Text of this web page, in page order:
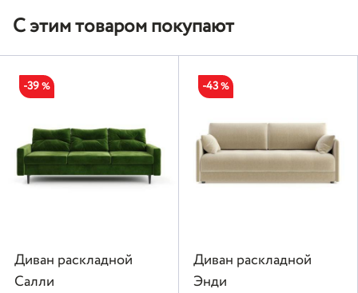
С этим товаром покупают
-39%
Диван раскладной
Салли
-43%
Диван раскладной
Энди